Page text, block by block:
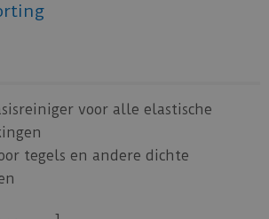
voor alle elastische
tegels en andere dichte